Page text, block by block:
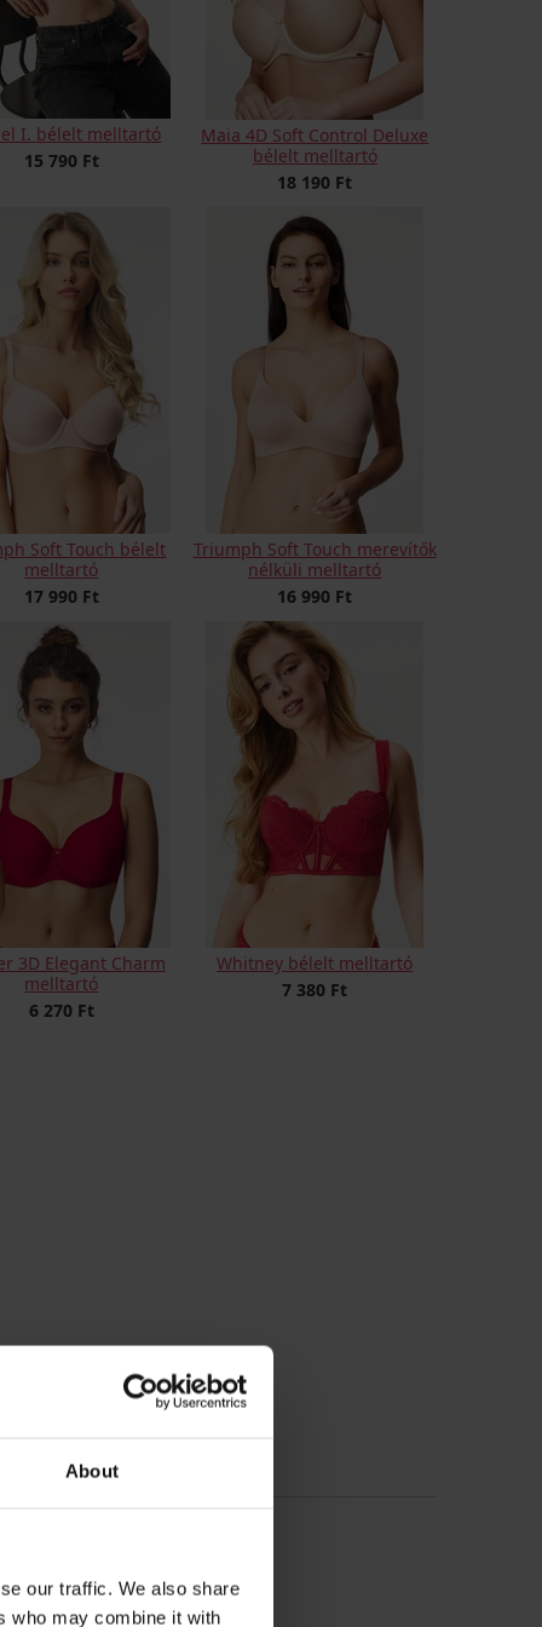
About
our traffic. We also share
who may combine it with
I. bélelt melltartó
15 790 Ft
Maia 4D Soft Control Deluxe
bélelt melltartó
18 190 Ft
Soft Touch bélelt
melltartó
17 990 Ft
Triumph Soft Touch merevítők
nélküli melltartó
16 990 Ft
3D Elegant Charm
melltartó
6 270 Ft
Whitney bélelt melltartó
7 380 Ft